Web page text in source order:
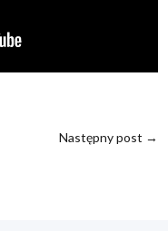
Następny post →